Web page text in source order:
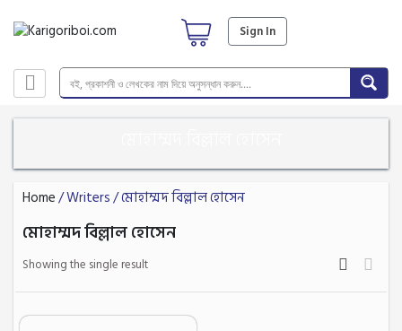
Sign In
Home/ Writers / মোহাম্মদ বিল্লাল হোসেন
মোহাম্মদ বিল্লাল হোসেন
Showing the single result